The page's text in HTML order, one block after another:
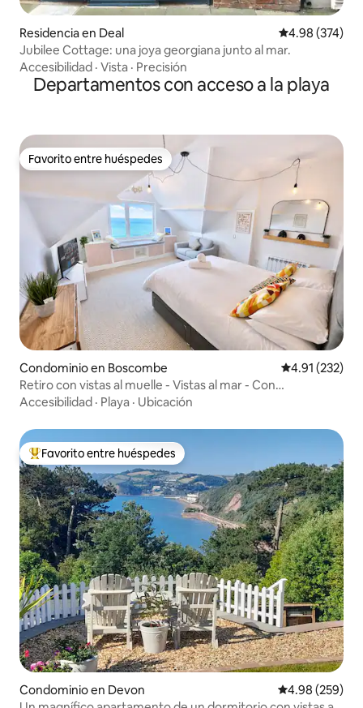
Residencia en Deal Calificación
4.98 (374)
Jubilee Cottage: una joya georgiana junto al mar.
Accesibilidad · Vista · Precisión
Departamentos con acceso a la playa
Favorito entre huéspedes
Favorito entre huéspedes
Condominio en Boscombe Calificación
4.91 (232)
Retiro con vistas al muelle - Vistas al mar - Con
estacionamiento
Accesibilidad · Playa · Ubicación
De los mejores en Favorito entre huéspedes
Favorito entre huéspedes
Condominio en Devon Calificación
4.98 (259)